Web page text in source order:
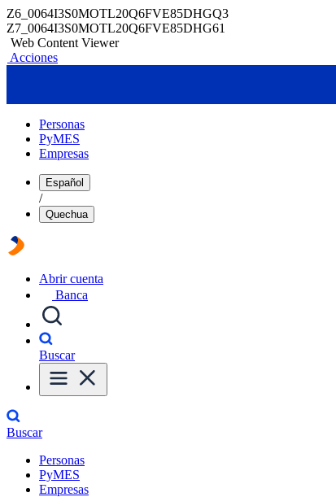
Z6_0064I3S0MOTL20Q6FVE85DHGQ3
Z7_0064I3S0MOTL20Q6FVE85DHG61
Web Content Viewer
Acciones
Personas
PyMES
Empresas
Español
/
Quechua
Abrir cuenta
Banca
Buscar
Buscar
Personas
PyMES
Empresas